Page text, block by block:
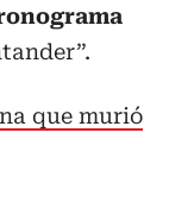
que murió